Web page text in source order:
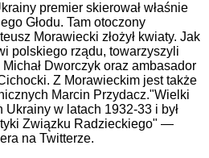
premier skierował właśnie
Głodu. Tam otoczony
Morawiecki złożył kwiaty. Jak
polskiego rządu, towarzyszyli
Dworczyk oraz ambasador
Z Morawieckim jest także
Marcin Przydacz."Wielki
Ukrainy w latach 1932-33 i był
Związku Radzieckiego" —
na Twitterze.